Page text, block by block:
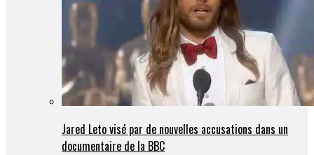
Jared Leto visé par de nouvelles accusations dans un
documentaire de la BBC